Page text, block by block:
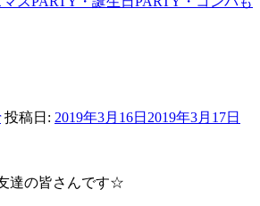
投稿日: 2019年3月16日 2019年3月17日
達の皆さんです☆